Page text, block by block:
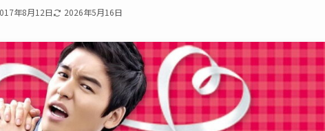
年8月12日 2026年5月16日